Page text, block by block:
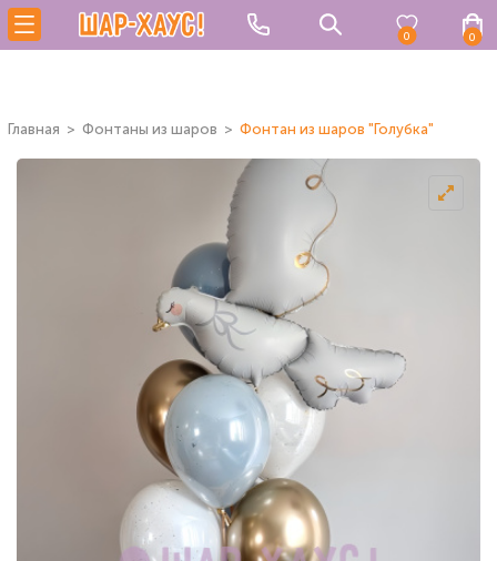
0 0
Главная Фонтаны из шаров Фонтан из шаров "Голубка"